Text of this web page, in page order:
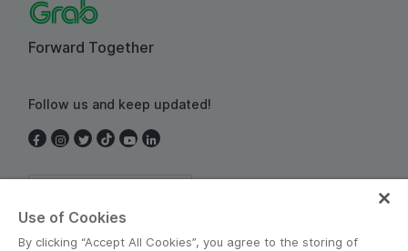
Forward Together
Follow us and keep updated!
Use of Cookies
By clicking “Accept All Cookies”, you agree to the storing of